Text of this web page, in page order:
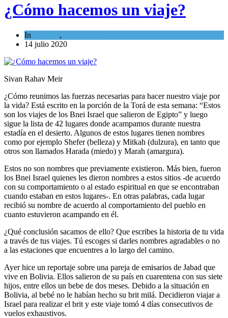
¿Cómo hacemos un viaje?
In ,
14 julio 2020
Sivan Rahav Meir
¿Cómo reunimos las fuerzas necesarias para hacer nuestro viaje por
la vida? Está escrito en la porción de la Torá de esta semana: “Estos
son los viajes de los Bnei Israel que salieron de Egipto” y luego
sigue la lista de 42 lugares donde acampamos durante nuestra
estadía en el desierto. Algunos de estos lugares tienen nombres
como por ejemplo Shefer (belleza) y Mitkah (dulzura), en tanto que
otros son llamados Harada (miedo) y Marah (amargura).
Estos no son nombres que previamente existieron. Más bien, fueron
los Bnei Israel quienes les dieron nombres a estos sitios -de acuerdo
con su comportamiento o al estado espiritual en que se encontraban
cuando estaban en estos lugares-. En otras palabras, cada lugar
recibió su nombre de acuerdo al comportamiento del pueblo en
cuanto estuvieron acampando en él.
¿Qué conclusión sacamos de ello? Que escribes la historia de tu vida
a través de tus viajes. Tú escoges si darles nombres agradables o no
a las estaciones que encuentres a lo largo del camino.
Ayer hice un reportaje sobre una pareja de emisarios de Jabad que
vive en Bolivia. Ellos salieron de su país en cuarentena con sus siete
hijos, entre ellos un bebe de dos meses. Debido a la situación en
Bolivia, al bebé no le habían hecho su brit milá. Decidieron viajar a
Israel para realizar el brit y este viaje tomó 4 días consecutivos de
vuelos exhaustivos.